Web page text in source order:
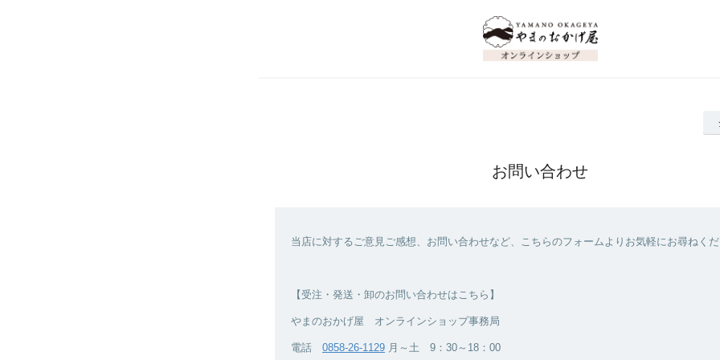
お問い合わせ
当店に対するご意見ご感想、お問い合わせなど、こちらのフォームよりお気軽にお尋ねくだ
【受注・発送・卸のお問い合わせはこちら】
やまのおかげ屋 オンラインショップ事務局
電話 0858-26-1129 月～土 9：30～18：00